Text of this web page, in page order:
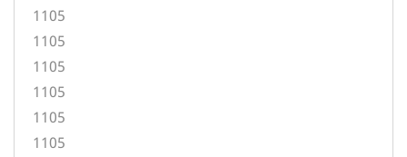
1105
1105
1105
1105
1105
1105